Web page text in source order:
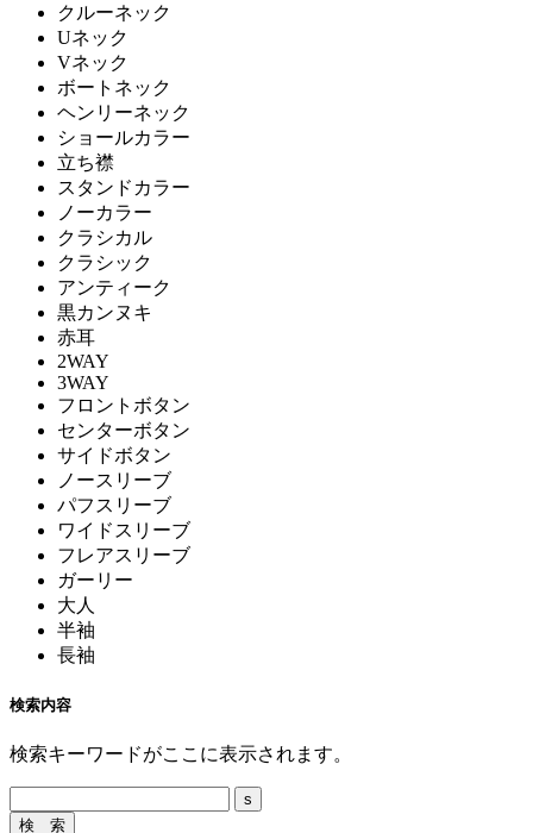
クルーネック
Uネック
Vネック
ボートネック
ヘンリーネック
ショールカラー
立ち襟
スタンドカラー
ノーカラー
クラシカル
クラシック
アンティーク
黒カンヌキ
赤耳
2WAY
3WAY
フロントボタン
センターボタン
サイドボタン
ノースリーブ
パフスリーブ
ワイドスリーブ
フレアスリーブ
ガーリー
大人
半袖
長袖
検索内容
検索キーワードがここに表示されます。